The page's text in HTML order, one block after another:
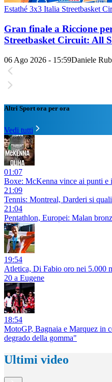
Estathé 3x3 Italia Streetbasket
Gran finale a Riccione
Streetbasket Circuit: All
06 Ago 2026 - 15:59Daniele
Altri Sport ora per ora
Vedi tutti
01:07
Boxe: McKenna vince ai punti e
21:09
Tennis: Montreal, Darderi si
21:04
Pentathlon, Europei: Malan
19:54
Atletica, Di Fabio oro nei 5.000
20 a Eugene
18:54
MotoGP, Bagnaia e Marquez in
degrado della gomma"
Ultimi video